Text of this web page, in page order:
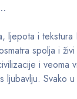
ljepota i tekstura
spolja i
i veoma
ljubavlju. Svako